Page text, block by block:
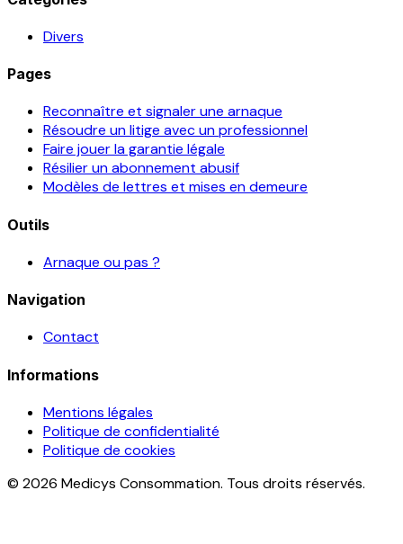
Divers
Pages
Reconnaître et signaler une arnaque
Résoudre un litige avec un professionnel
Faire jouer la garantie légale
Résilier un abonnement abusif
Modèles de lettres et mises en demeure
Outils
Arnaque ou pas ?
Navigation
Contact
Informations
Mentions légales
Politique de confidentialité
Politique de cookies
© 2026 Medicys Consommation. Tous droits réservés.